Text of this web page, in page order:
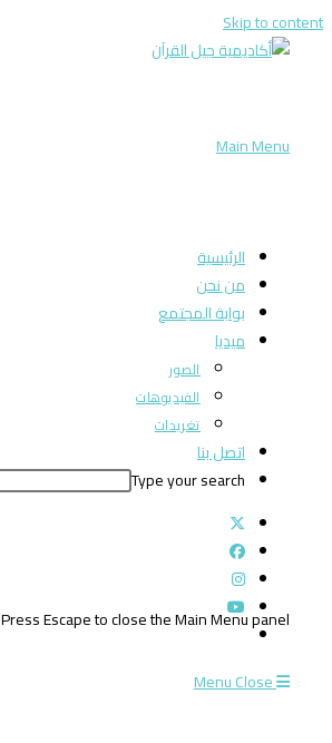
Skip to content
Main Menu
الرئيسية
من نحن
بوابة المجتمع
ميديا
الصور
الفيديوهات
تغريدات
اتصل بنا
Type your search
Press Escape to close the Main Menu panel
MenuClose